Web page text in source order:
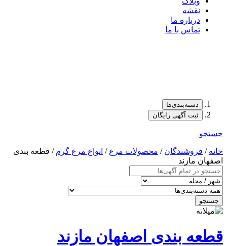
نقشه
درباره ما
تماس با ما
دسته‌بندی‌ها
ثبت آگهی رایگان
جستجو
خانه/ فروشندگان/ محصولات مرغ/ انواع مرغ گرم/ قطعه بندی
اصفهان مازند
جستجو
قطعه بندی اصفهان مازند